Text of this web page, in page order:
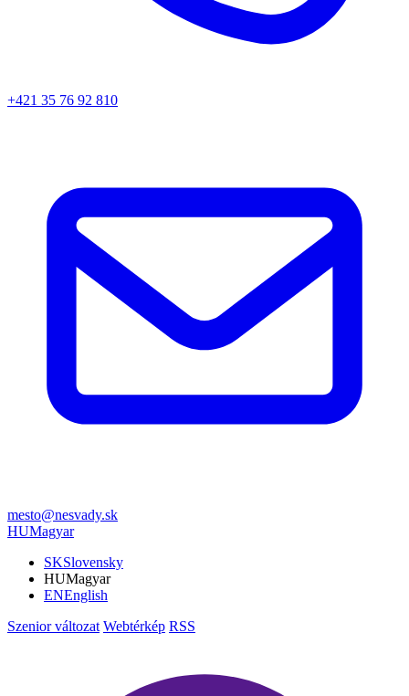
+421 35 76 92 810
mesto@nesvady.sk
HUMagyar
SKSlovensky
HUMagyar
ENEnglish
Szenior változat Webtérkép RSS